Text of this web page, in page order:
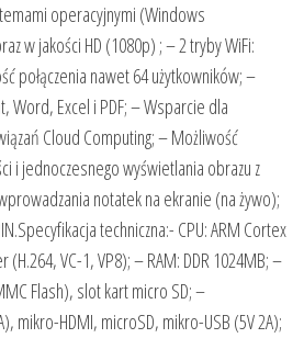
operacyjnymi (Windows
w jakości HD (1080p) ; – 2 tryby WiFi:
połączenia nawet 64 użytkowników; –
Word, Excel i PDF; – Wsparcie dla
Cloud Computing; – Możliwość
i jednoczesnego wyświetlania obrazu z
notatek na ekranie (na żywo);
techniczna:- CPU: ARM Cortex
VC-1, VP8); – RAM: DDR 1024MB; –
Flash), slot kart micro SD; –
mikro-HDMI, microSD, mikro-USB (5V 2A);